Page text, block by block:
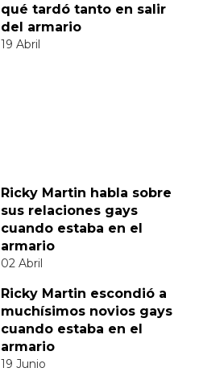
qué tardó tanto en salir
del armario
19 Abril
Ricky Martin habla sobre
sus relaciones gays
cuando estaba en el
armario
02 Abril
Ricky Martin escondió a
muchísimos novios gays
cuando estaba en el
armario
19 Junio